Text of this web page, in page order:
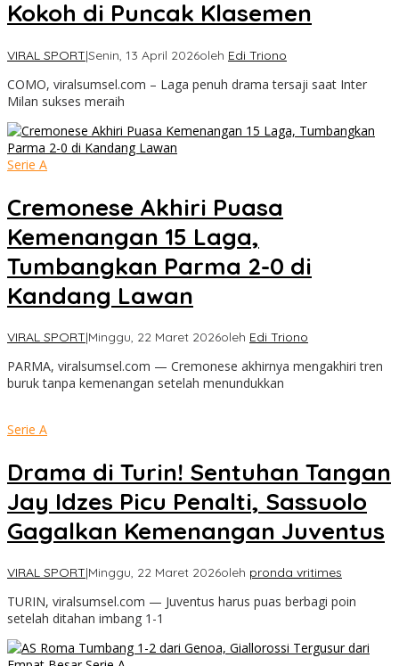
Kokoh di Puncak Klasemen
VIRAL SPORT|Senin, 13 April 2026oleh Edi Triono
COMO, viralsumsel.com – Laga penuh drama tersaji saat Inter
Milan sukses meraih
Serie A
Cremonese Akhiri Puasa
Kemenangan 15 Laga,
Tumbangkan Parma 2-0 di
Kandang Lawan
VIRAL SPORT|Minggu, 22 Maret 2026oleh Edi Triono
PARMA, viralsumsel.com — Cremonese akhirnya mengakhiri tren
buruk tanpa kemenangan setelah menundukkan
Serie A
Drama di Turin! Sentuhan Tangan
Jay Idzes Picu Penalti, Sassuolo
Gagalkan Kemenangan Juventus
VIRAL SPORT|Minggu, 22 Maret 2026oleh pronda vritimes
TURIN, viralsumsel.com — Juventus harus puas berbagi poin
setelah ditahan imbang 1-1